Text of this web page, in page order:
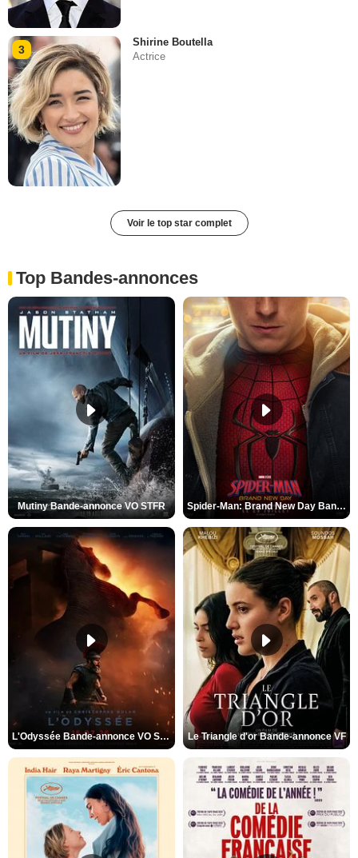
3
Shirine Boutella
Actrice
Voir le top star complet
Top Bandes-annonces
Mutiny Bande-annonce VO STFR Spider-Man: Brand New Day Bande-annonce VO STFR
L'Odyssée Bande-annonce VO STFR Le Triangle d'or Bande-annonce VF